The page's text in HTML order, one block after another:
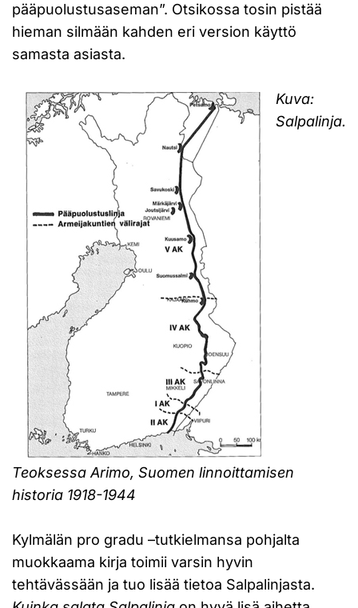
pääpuolustusaseman”. Otsikossa tosin pistää
hieman silmään kahden eri version käyttö
samasta asiasta.
Kuva:
Salpalinja.
Teoksessa Arimo, Suomen linnoittamisen
historia 1918-1944
Kylmälän pro gradu –tutkielmansa pohjalta
muokkaama kirja toimii varsin hyvin
tehtävässään ja tuo lisää tietoa Salpalinjasta.